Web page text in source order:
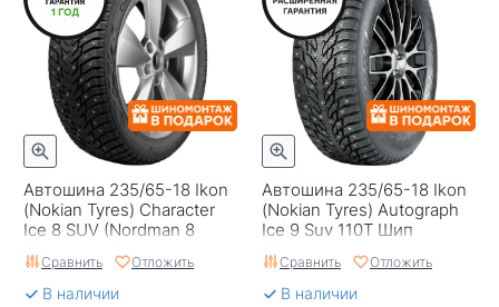
Автошина 235/65-18 Ikon
(Nokian Tyres) Character
Ice 8 SUV (Nordman 8
SUV) 110T шип
Сравнить Отложить
В наличии
Автошина 235/65-18 Ikon
(Nokian Tyres) Autograph
Ice 9 Suv 110T Шип
Сравнить Отложить
В наличии